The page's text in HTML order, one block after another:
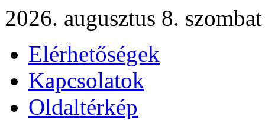
2026. augusztus 8. szombat
Elérhetőségek
Kapcsolatok
Oldaltérkép